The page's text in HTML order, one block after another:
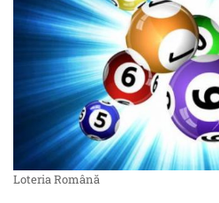
Loteria Română